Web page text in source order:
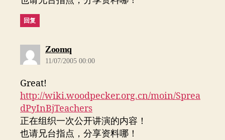
回复
Zoomq说：
11/07/2005 00:00
Great!
http://wiki.woodpecker.org.cn/moin/Sprea
dPyInBjTeachers
正在组织一次公开讲演的内容！
也请兄台指点，分享资料哪！